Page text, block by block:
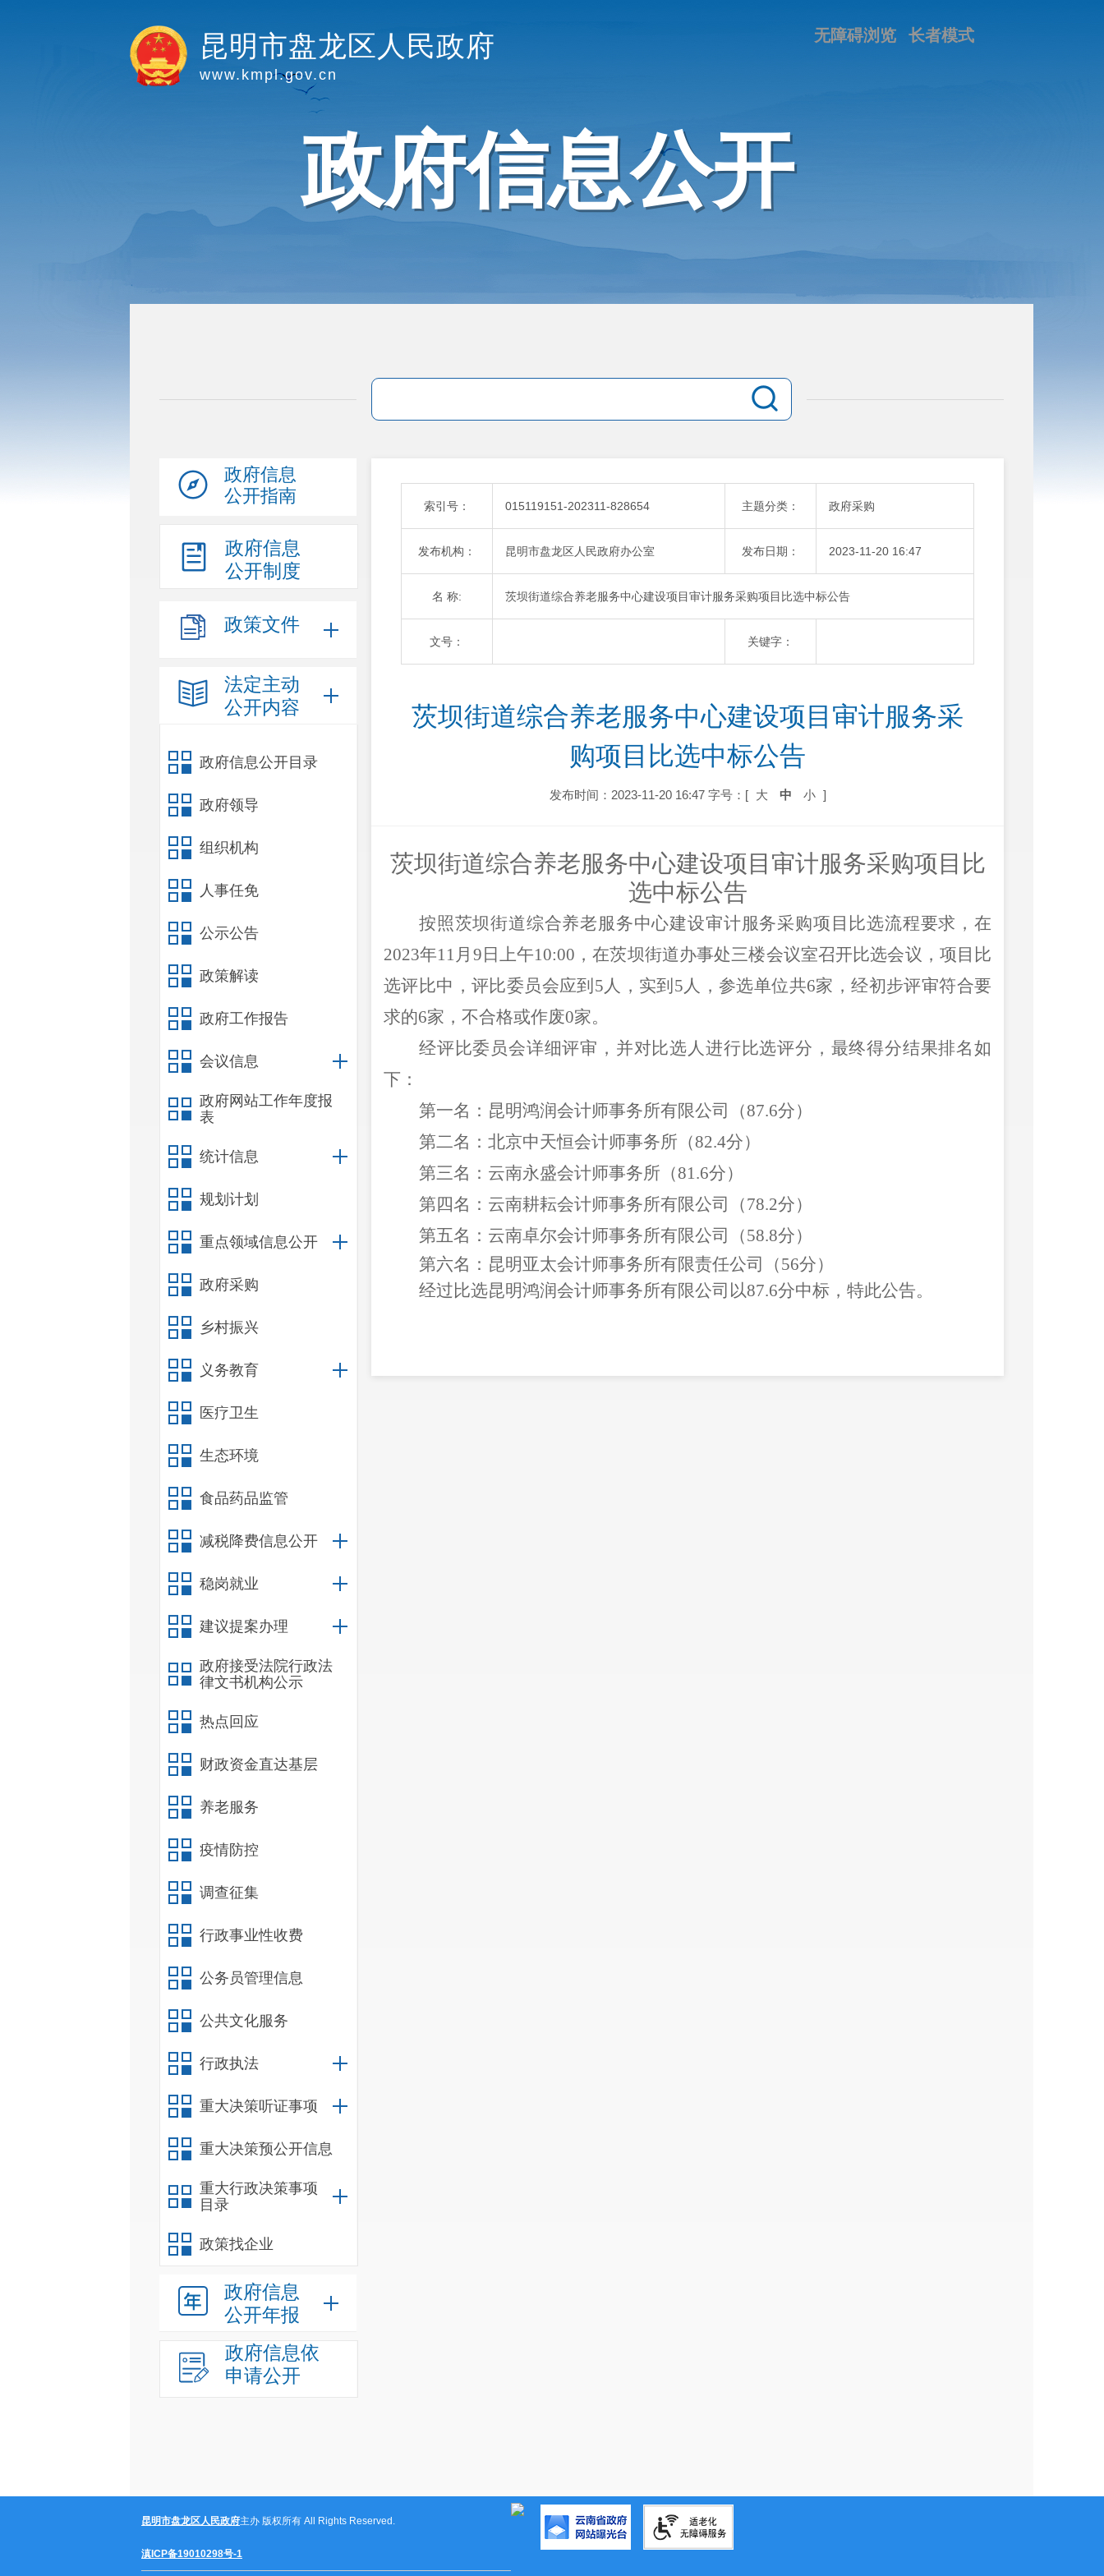
昆明市盘龙区人民政府
www.kmpl.gov.cn
长者模式
无障碍浏览
政府信息公开
政府信息
公开指南
政府信息
公开制度
政策文件
法定主动
公开内容
政府信息公开目录
政府领导
组织机构
人事任免
公示公告
政策解读
政府工作报告
会议信息
政府网站工作年度报
表
统计信息
规划计划
重点领域信息公开
政府采购
乡村振兴
义务教育
医疗卫生
生态环境
食品药品监管
减税降费信息公开
稳岗就业
建议提案办理
政府接受法院行政法
律文书机构公示
热点回应
财政资金直达基层
养老服务
疫情防控
调查征集
行政事业性收费
公务员管理信息
公共文化服务
行政执法
重大决策听证事项
重大决策预公开信息
重大行政决策事项
目录
政策找企业
政府信息
公开年报
政府信息依
申请公开
索引号： 015119151-202311-828654 主题分类： 政府采购
发布机构： 昆明市盘龙区人民政府办公室 发布日期： 2023-11-20 16:47
名 称: 茨坝街道综合养老服务中心建设项目审计服务采购项目比选中标公告
文号： 关键字：
茨坝街道综合养老服务中心建设项目审计服务采
购项目比选中标公告
发布时间：2023-11-20 16:47 字号：[ 大 中 小 ]
茨坝街道综合养老服务中心建设项目审计服务采购项目比
选中标公告
按照茨坝街道综合养老服务中心建设审计服务采购项目比选流程要求，在
2023年11 月 9 日 上午10:00，在茨坝街道办事处三楼会议室召开比选会议， 项目比
选评比中 ，评比委员会应到 5人 ， 实到 5人 ，参选单位共6家，经初步评审符合要
求的6家 ， 不合格或作废0家。
经评比委员会详细评审，并对比选人进行比选评分，最终得分结果排名如
下：
第一名： 昆明鸿润会计师事务所有限公司（87.6分）
第二名： 北京中天恒会计师事务所（82.4分）
第三名： 云南永盛会计师事务所（81.6分）
第四名：云南耕耘会计师事务所有限公司（78.2分）
第五名：云南卓尔会计师事务所有限公司（58.8分）
第六名：昆明亚太会计师事务所有限责任公司（56分）
经过比选昆明鸿润会计师事务所有限公司以87.6分中标 ，特此公告。
昆明市盘龙区人民政府主办 版权所有 All Rights Reserved.
滇ICP备19010298号-1